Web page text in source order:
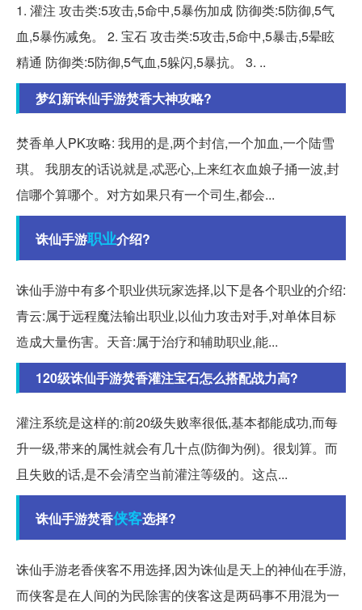
1. 灌注 攻击类:5攻击,5命中,5暴伤加成 防御类:5防御,5气
血,5暴伤减免。 2. 宝石 攻击类:5攻击,5命中,5暴击,5晕眩
精通 防御类:5防御,5气血,5躲闪,5暴抗。 3. ..
梦幻新诛仙手游焚香大神攻略?
焚香单人PK攻略: 我用的是,两个封信,一个加血,一个陆雪
琪。 我朋友的话说就是,忒恶心,上来红衣血娘子捅一波,封
信哪个算哪个。对方如果只有一个司生,都会...
诛仙手游职业介绍?
诛仙手游中有多个职业供玩家选择,以下是各个职业的介绍:
青云:属于远程魔法输出职业,以仙力攻击对手,对单体目标
造成大量伤害。天音:属于治疗和辅助职业,能...
120级诛仙手游焚香灌注宝石怎么搭配战力高?
灌注系统是这样的:前20级失败率很低,基本都能成功,而每
升一级,带来的属性就会有几十点(防御为例)。很划算。而
且失败的话,是不会清空当前灌注等级的。这点...
诛仙手游焚香侠客选择?
诛仙手游老香侠客不用选择,因为诛仙是天上的神仙在手游,
而侠客是在人间的为民除害的侠客这是两码事不用混为一